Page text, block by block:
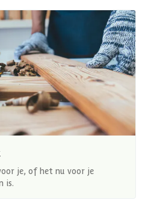
je, of het nu voor je
is.